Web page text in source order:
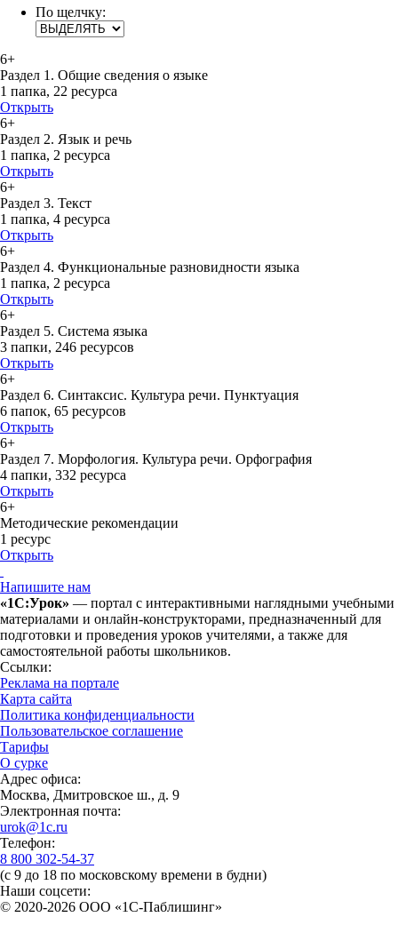
По щелчку:
6+
Раздел 1. Общие сведения о языке
1 папка, 22 ресурса
Открыть
6+
Раздел 2. Язык и речь
1 папка, 2 ресурса
Открыть
6+
Раздел 3. Текст
1 папка, 4 ресурса
Открыть
6+
Раздел 4. Функциональные разновидности языка
1 папка, 2 ресурса
Открыть
6+
Раздел 5. Система языка
3 папки, 246 ресурсов
Открыть
6+
Раздел 6. Синтаксис. Культура речи. Пунктуация
6 папок, 65 ресурсов
Открыть
6+
Раздел 7. Морфология. Культура речи. Орфография
4 папки, 332 ресурса
Открыть
6+
Методические рекомендации
1 ресурс
Открыть
Напишите нам
«1С:Урок» — портал с интерактивными наглядными учебными
материалами и онлайн-конструкторами, предназначенный для
подготовки и проведения уроков учителями, а также для
самостоятельной работы школьников.
Ссылки:
Реклама на портале
Карта сайта
Политика конфиденциальности
Пользовательское соглашение
Тарифы
О сурке
Адрес офиса:
Москва, Дмитровское ш., д. 9
Электронная почта:
urok@1c.ru
Телефон:
8 800 302-54-37
(с 9 до 18 по московскому времени в будни)
Наши соцсети:
© 2020-2026 OOO «1С-Паблишинг»